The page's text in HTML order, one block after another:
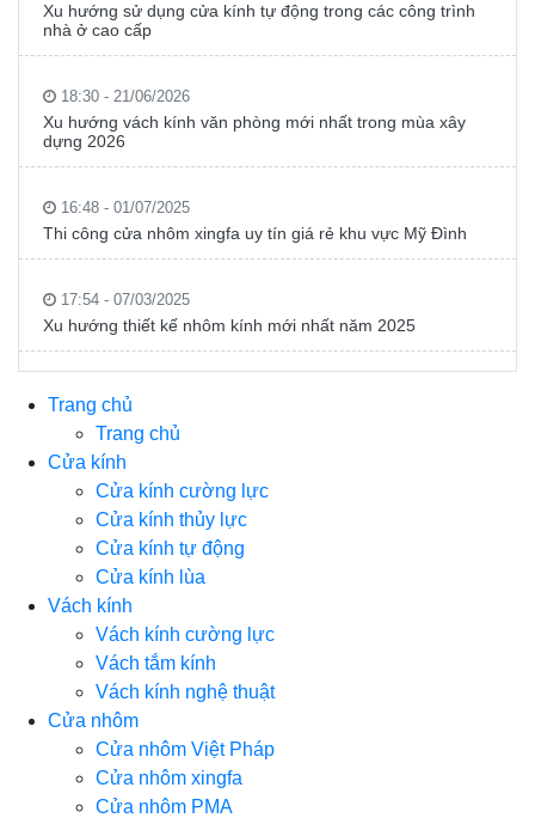
Xu hướng sử dụng cửa kính tự động trong các công trình
nhà ở cao cấp
18:30 - 21/06/2026
Xu hướng vách kính văn phòng mới nhất trong mùa xây
dựng 2026
16:48 - 01/07/2025
Thi công cửa nhôm xingfa uy tín giá rẻ khu vực Mỹ Đình
17:54 - 07/03/2025
Xu hướng thiết kế nhôm kính mới nhất năm 2025
Trang chủ
Trang chủ
Cửa kính
Cửa kính cường lực
Cửa kính thủy lực
Cửa kính tự động
Cửa kính lùa
Vách kính
Vách kính cường lực
Vách tắm kính
Vách kính nghệ thuật
Cửa nhôm
Cửa nhôm Việt Pháp
Cửa nhôm xingfa
Cửa nhôm PMA